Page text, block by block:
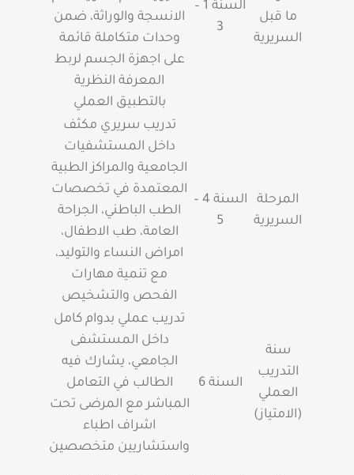
ما قبل
السريرية
السنة 1 –
3
الانسجة والوراثة، ضمن
وحدات متكاملة قائمة
على اجهزة الجسم لربط
المعرفة النظرية
بالتطبيق العملي
المرحلة
السريرية
السنة 4 –
5
تدريب سريري مكثف
داخل المستشفيات
الجامعية والمراكز الطبية
المعتمدة في تخصصات
الطب الباطني، الجراحة
العامة، طب الاطفال،
امراض النساء والتوليد،
مع تنمية مهارات
الفحص والتشخيص
سنة
التدريب
العملي
(الامتياز)
السنة 6
تدريب عملي بدوام كامل
داخل المستشفى
الجامعي، يشارك فيه
الطالب في التعامل
المباشر مع المرضى تحت
اشراف اطباء
واستشاريين متخصصين